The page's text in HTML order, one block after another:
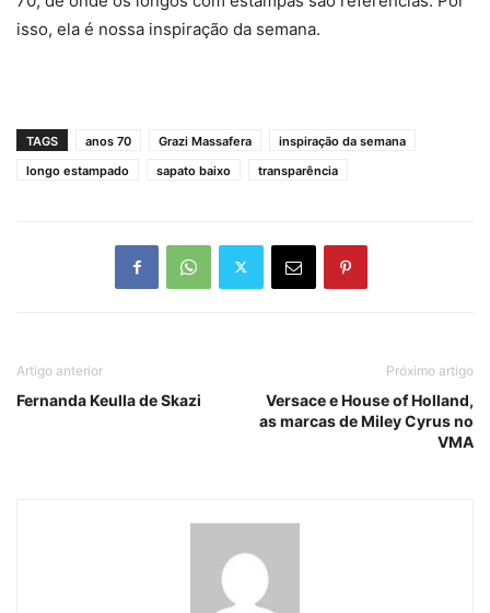
isso, ela é nossa inspiração da semana.
TAGS anos 70 Grazi Massafera
inspiração da semana
longo estampado
sapato baixo transparência
Artigo anterior
Fernanda Keulla de Skazi
Próximo artigo
Versace e House of Holland,
as marcas de Miley Cyrus no
VMA